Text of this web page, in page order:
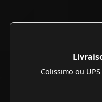
Colissimo ou